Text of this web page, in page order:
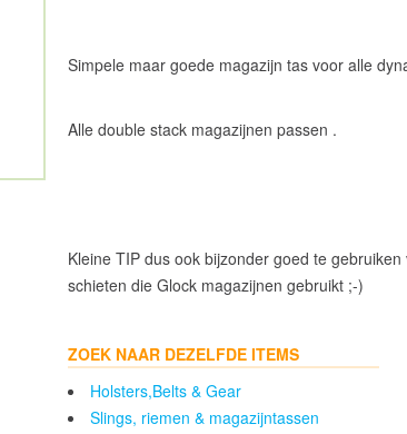
Simpele maar goede magazijn tas voor alle
Alle double stack magazijnen passen .
Kleine TIP dus ook bijzonder goed te
schieten die Glock magazijnen gebruikt ;-)
ZOEK NAAR DEZELFDE ITEMS
Holsters,Belts & Gear
Slings, riemen & magazijntassen